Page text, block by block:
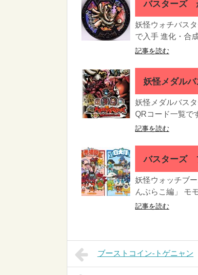
バスターズ
妖怪ウォチバス
で入手 進化・合
記事を読む
妖怪メダル
妖怪メダルバス
QRコード一覧で
記事を読む
バスターズ
妖怪ウォッチブ
んぶらこ編」 モ
記事を読む
ブーストコイン-トゲニャン